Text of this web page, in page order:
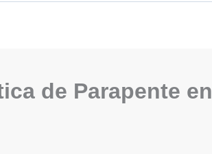
de Parapente en